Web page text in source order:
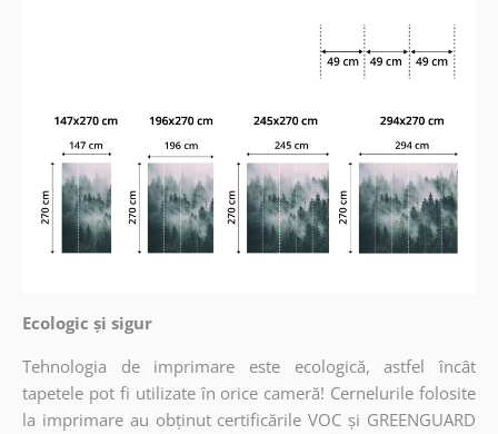
Ecologic și sigur
Tehnologia de imprimare este ecologică, astfel încât
tapetele pot fi utilizate în orice cameră! Cernelurile folosite
la imprimare au obținut certificările VOC și GREENGUARD